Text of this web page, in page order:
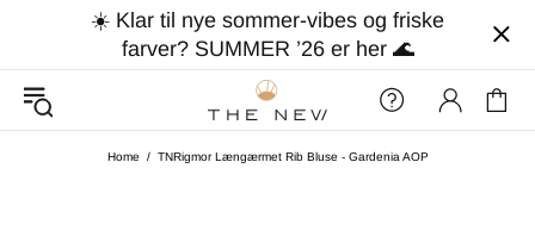
☀️ Klar til nye sommer-vibes og friske
farver? SUMMER ’26 er her 🌊
Home TNRigmor Længærmet Rib Bluse - Gardenia AOP